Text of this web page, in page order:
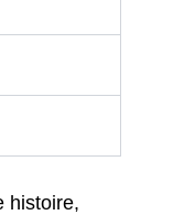
histoire,